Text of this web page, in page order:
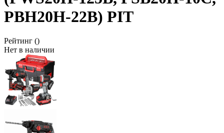
PBH20H-22B) PIT
Рейтинг ()
Нет в наличии